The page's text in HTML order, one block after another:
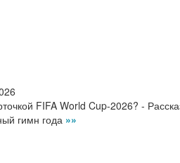
FIFA World Cup-2026? -
гимн года »»